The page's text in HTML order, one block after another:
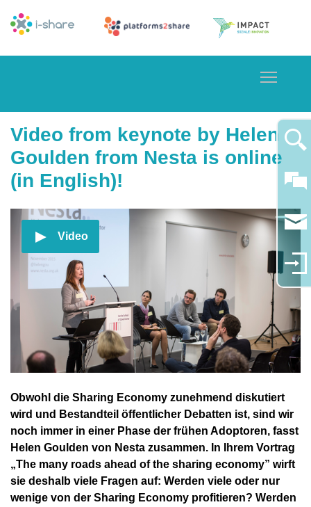
Video from keynote by Helen
Goulden from Nesta is online
(in English)!
VideoVideo
Obwohl die Sharing Economy zunehmend diskutiert
wird und Bestandteil öffentlicher Debatten ist, sind wir
noch immer in einer Phase der frühen Adoptoren, fasst
Helen Goulden von Nesta zusammen. In Ihrem Vortrag
„The many roads ahead of the sharing economy” wirft
sie deshalb viele Fragen auf: Werden viele oder nur
wenige von der Sharing Economy profitieren? Werden